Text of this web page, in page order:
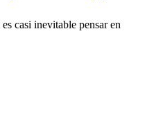
casi inevitable pensar en